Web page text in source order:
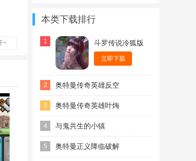
家
险
速
+
本类下载排行
1 斗罗传说冷狐版
立即下载
2 奥特曼传奇英雄反空
存档最新版
3 奥特曼传奇英雄叶烸
原创4399下载内购
版
4 与鬼共生的小镇
1.3.0下载最新中文
5 奥特曼正义降临破解